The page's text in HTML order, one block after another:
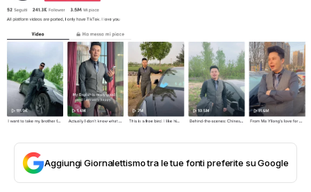
Aggiungi Giornalettismo tra le tue fonti preferite su Google